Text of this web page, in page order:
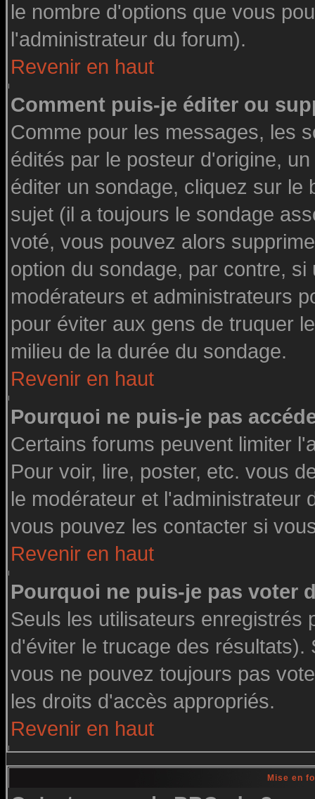
le nombre d'options que vous
l'administrateur du forum).
Revenir en haut
Comment puis-je éditer ou
Comme pour les messages, les
édités par le posteur d'origine,
éditer un sondage, cliquez sur le
sujet (il a toujours le sondage
voté, vous pouvez alors
option du sondage, par contre,
modérateurs et administrateurs
pour éviter aux gens de truquer
milieu de la durée du sondage.
Revenir en haut
Pourquoi ne puis-je pas
Certains forums peuvent limiter
Pour voir, lire, poster, etc. vous
le modérateur et l'administrateur
vous pouvez les contacter si
Revenir en haut
Pourquoi ne puis-je pas voter
Seuls les utilisateurs enregistrés
d'éviter le trucage des
vous ne pouvez toujours pas
les droits d'accès appropriés.
Revenir en haut
Mise en